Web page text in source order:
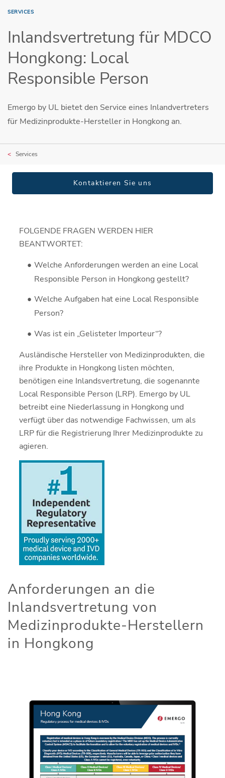
SERVICES
Inlandsvertretung für MDCO
Hongkong: Local
Responsible Person
Emergo by UL bietet den Service eines Inlandvertreters
für Medizinprodukte-Hersteller in Hongkong an.
Services
Kontaktieren Sie uns
FOLGENDE FRAGEN WERDEN HIER
BEANTWORTET:
Welche Anforderungen werden an eine Local
Responsible Person in Hongkong gestellt?
Welche Aufgaben hat eine Local Responsible
Person?
Was ist ein „Gelisteter Importeur“?
Ausländische Hersteller von Medizinprodukten, die
ihre Produkte in Hongkong listen möchten,
benötigen eine Inlandsvertretung, die sogenannte
Local Responsible Person (LRP). Emergo by UL
betreibt eine Niederlassung in Hongkong und
verfügt über das notwendige Fachwissen, um als
LRP für die Registrierung Ihrer Medizinprodukte zu
agieren.
Anforderungen an die
Inlandsvertretung von
Medizinprodukte-Herstellern
in Hongkong